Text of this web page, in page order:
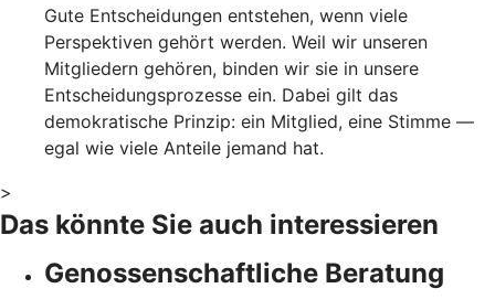
Gute Entscheidungen entstehen, wenn viele
Perspektiven gehört werden. Weil wir unseren
Mitgliedern gehören, binden wir sie in unsere
Entscheidungsprozesse ein. Dabei gilt das
demokratische Prinzip: ein Mitglied, eine Stimme —
egal wie viele Anteile jemand hat.
>
Das könnte Sie auch interessieren
Genossenschaftliche Beratung